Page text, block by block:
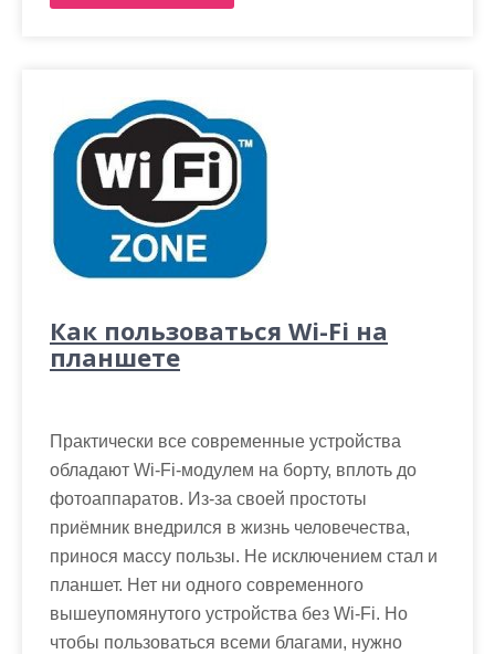
Как пользоваться Wi-Fi на
планшете
Практически все современные устройства
обладают Wi-Fi-модулем на борту, вплоть до
фотоаппаратов. Из-за своей простоты
приёмник внедрился в жизнь человечества,
принося массу пользы. Не исключением стал и
планшет. Нет ни одного современного
вышеупомянутого устройства без Wi-Fi. Но
чтобы пользоваться всеми благами, нужно